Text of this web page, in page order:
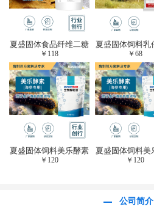
夏盛固体食品纤维二糖
酶(植物提取专用酶/用
于虎杖白藜芦醇提
取)FFG-0656
￥ 118
夏盛固体饲料乳
用复合酶SFG-
￥ 68
夏盛固体饲料美乐酵素
(水产海参海胆专
￥ 120
夏盛固体饲料美
(水产海参海
￥ 120
公司简介